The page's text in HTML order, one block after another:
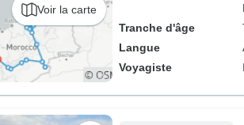
Voir la carte
Tranche d'âge
Langue
Voyagiste